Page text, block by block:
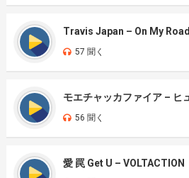
Travis Japan – On My Road
57 聞く
56 聞く
愛 罠 Get U – VOLTACTION